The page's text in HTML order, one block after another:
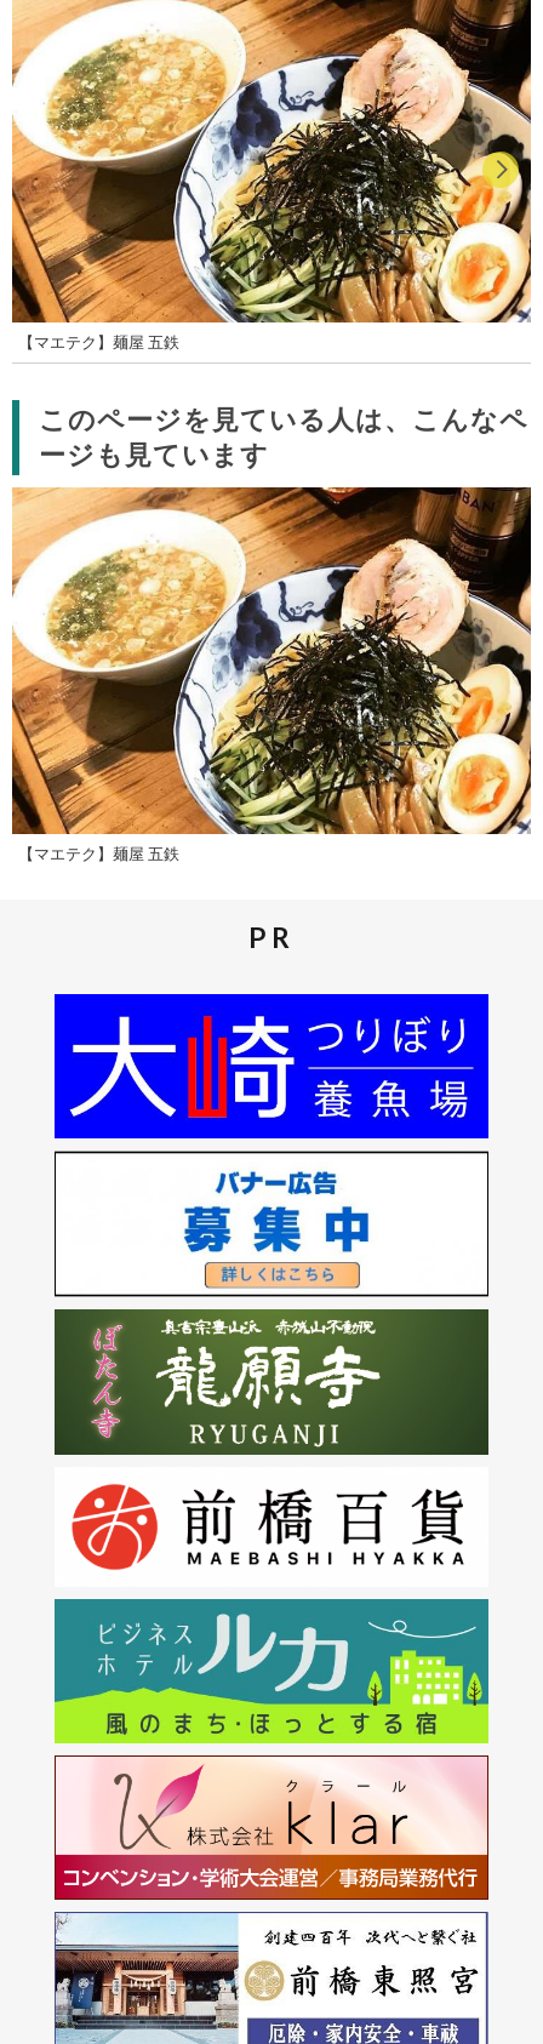
【マエテク】麺屋 五鉄
このページを見ている人は、こんなペ
ージも見ています
【マエテク】麺屋 五鉄
PR